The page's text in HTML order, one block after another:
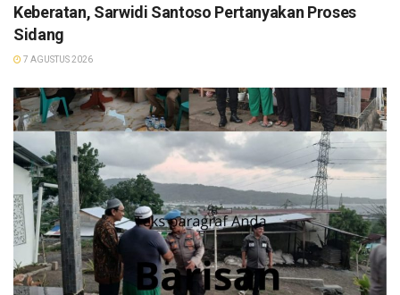
Keberatan, Sarwidi Santoso Pertanyakan Proses
Sidang
7 AGUSTUS 2026